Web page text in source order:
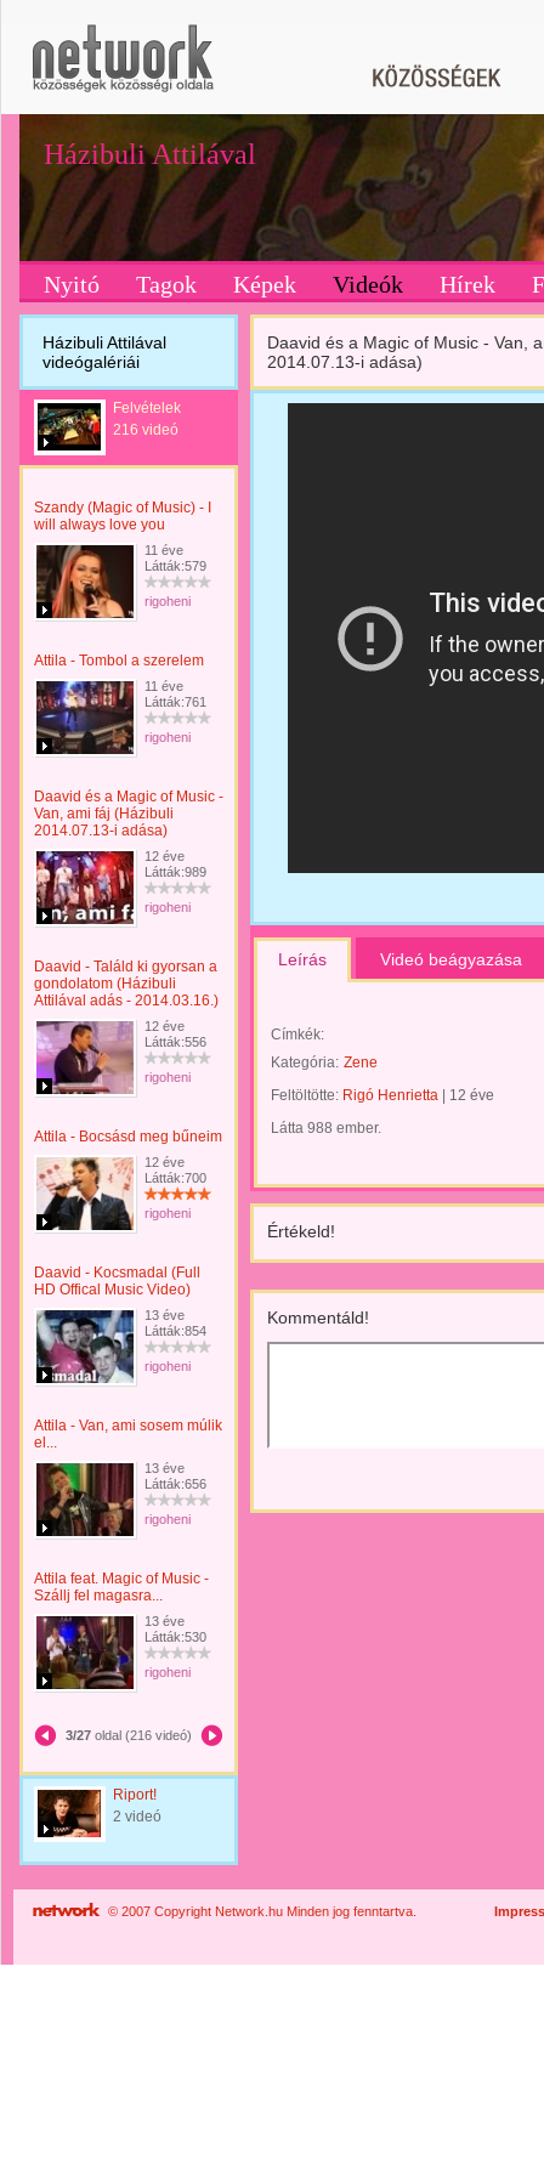
Házibuli Attilával
Nyitó Tagok Képek Videók Hírek
Házibuli Attilával
videógalériái
Felvételek
216 videó
Szandy (Magic of Music) - I
will always love you
11 éve
Látták:579
rigoheni
Attila - Tombol a szerelem
11 éve
Látták:761
rigoheni
Daavid és a Magic of Music -
Van, ami fáj (Házibuli
2014.07.13-i adása)
12 éve
Látták:989
rigoheni
Daavid - Találd ki gyorsan a
gondolatom (Házibuli
Attilával adás - 2014.03.16.)
12 éve
Látták:556
rigoheni
Attila - Bocsásd meg bűneim
12 éve
Látták:700
rigoheni
Daavid - Kocsmadal (Full
HD Offical Music Video)
13 éve
Látták:854
rigoheni
Attila - Van, ami sosem múlik
el...
13 éve
Látták:656
rigoheni
Attila feat. Magic of Music -
Szállj fel magasra...
13 éve
Látták:530
rigoheni
3/27 oldal (216 videó)
Riport!
2 videó
Daavid és a Magic of Music - Van,
2014.07.13-i adása)
Leírás Videó beágyazása
Címkék:
Kategória: Zene
Feltöltötte: Rigó Henrietta
12 éve
Látta 988 ember.
Értékeld!
Kommentáld!
© 2007 Copyright Network.hu Minden jog fenntartva.